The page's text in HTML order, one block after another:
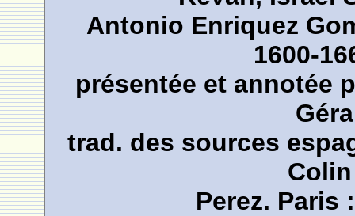
Antonio Enriquez
1600-
présentée et annotée
trad. des sources
Perez. Paris